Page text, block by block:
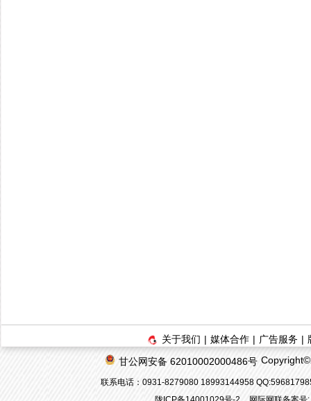
关于我们 | 媒体合作 | 广告服务 |
甘公网安备 62010002000486号
联系电话：0931-8279080 18993144958